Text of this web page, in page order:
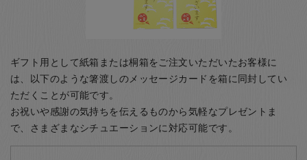
ギフト用として紙箱または桐箱をご注文いただいたお客様に
は、以下のような箸渡しのメッセージカードを箱に同封してい
ただくことが可能です。
お祝いや感謝の気持ちを伝えるものから気軽なプレゼントま
で、さまざまなシチュエーションに対応可能です。